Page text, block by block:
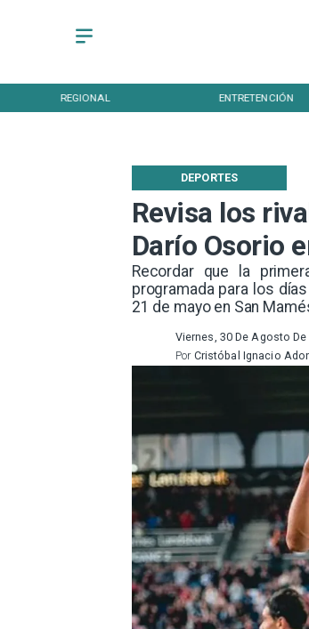
REGIONAL ENTRETENCIÓN
Revisa los
Darío Osorio
Recordar que la
programada para los
21 de mayo en San
DEPORTES
Viernes, 30 De Agosto
Cristóbal Ignacio
Por